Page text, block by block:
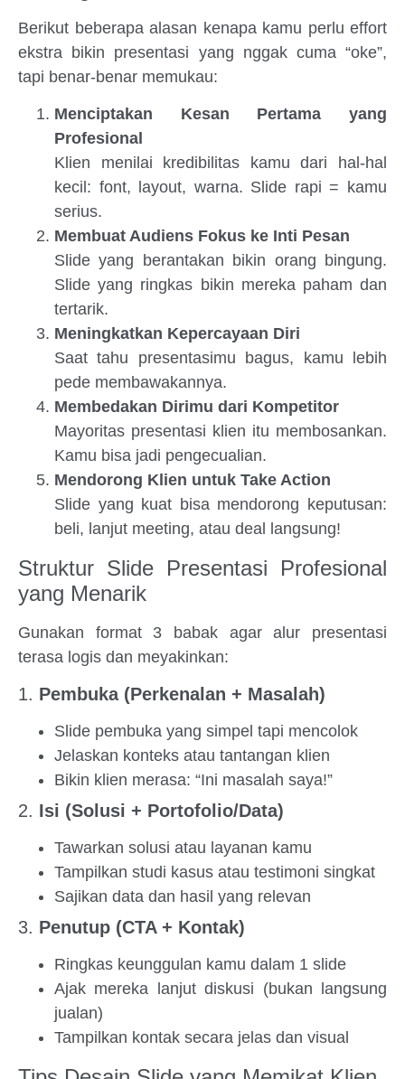
Berikut beberapa alasan kenapa kamu perlu effort
ekstra bikin presentasi yang nggak cuma “oke”,
tapi benar-benar memukau:
Menciptakan Kesan Pertama yang
Profesional
Klien menilai kredibilitas kamu dari hal-hal
kecil: font, layout, warna. Slide rapi = kamu
serius.
Membuat Audiens Fokus ke Inti Pesan
Slide yang berantakan bikin orang bingung.
Slide yang ringkas bikin mereka paham dan
tertarik.
Meningkatkan Kepercayaan Diri
Saat tahu presentasimu bagus, kamu lebih
pede membawakannya.
Membedakan Dirimu dari Kompetitor
Mayoritas presentasi klien itu membosankan.
Kamu bisa jadi pengecualian.
Mendorong Klien untuk Take Action
Slide yang kuat bisa mendorong keputusan:
beli, lanjut meeting, atau deal langsung!
Struktur Slide Presentasi Profesional
yang Menarik
Gunakan format 3 babak agar alur presentasi
terasa logis dan meyakinkan:
1. Pembuka (Perkenalan + Masalah)
Slide pembuka yang simpel tapi mencolok
Jelaskan konteks atau tantangan klien
Bikin klien merasa: “Ini masalah saya!”
2. Isi (Solusi + Portofolio/Data)
Tawarkan solusi atau layanan kamu
Tampilkan studi kasus atau testimoni singkat
Sajikan data dan hasil yang relevan
3. Penutup (CTA + Kontak)
Ringkas keunggulan kamu dalam 1 slide
Ajak mereka lanjut diskusi (bukan langsung
jualan)
Tampilkan kontak secara jelas dan visual